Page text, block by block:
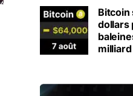
Bitcoin
dollars